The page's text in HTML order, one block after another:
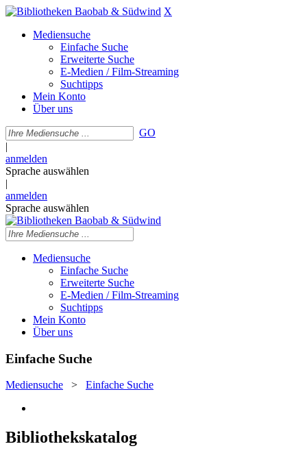
X
Mediensuche
Einfache Suche
Erweiterte Suche
E-Medien / Film-Streaming
Suchtipps
Mein Konto
Über uns
GO
|
anmelden
Sprache auswählen
|
anmelden
Sprache auswählen
Mediensuche
Einfache Suche
Erweiterte Suche
E-Medien / Film-Streaming
Suchtipps
Mein Konto
Über uns
Einfache Suche
Mediensuche > Einfache Suche
Bibliothekskatalog